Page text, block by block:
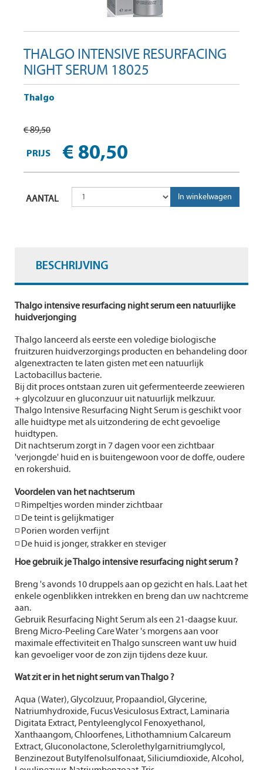
THALGO INTENSIVE RESURFACING
NIGHT SERUM 18025
Thalgo
€ 89,50
PRIJS € 80,50
AANTAL
BESCHRIJVING
Thalgo intensive resurfacing night serum een natuurlijke
huidverjonging
Thalgo lanceerd als eerste een voledige biologische
fruitzuren huidverzorgings producten en behandeling door
algenextracten te laten gisten met een natuurlijk
Lactobacillus bacterie.
Bij dit proces ontstaan zuren uit gefermenteerde zeewieren
+ glycolzuur en gluconzuur uit natuurlijk melkzuur.
Thalgo Intensive Resurfacing Night Serum is geschikt voor
alle huidtype met als uitzondering de echt gevoelige
huidtypen.
Dit nachtserum zorgt in 7 dagen voor een zichtbaar
'verjongde' huid en is buitengewoon voor de doffe, oudere
en rokershuid.
Voordelen van het nachtserum
◽ Rimpeltjes worden minder zichtbaar
◽ De teint is gelijkmatiger
◽ Porien worden verfijnt
◽ De huid is jonger, strakker en steviger
Hoe gebruik je Thalgo intensive resurfacing night serum ?
Breng 's avonds 10 druppels aan op gezicht en hals. Laat het
enkele ogenblikken intrekken en breng dan uw nachtcreme
aan.
Gebruik Resurfacing Night Serum als een 21-daagse kuur.
Breng Micro-Peeling Care Water 's morgens aan voor
maximale effectiviteit en Thalgo sunscreen want uw huid
kan gevoeliger voor de zon zijn tijdens deze kuur.
Wat zit er in het night serum van Thalgo ?
Aqua (Water), Glycolzuur, Propaandiol, Glycerine,
Natriumhydroxide, Fucus Vesiculosus Extract, Laminaria
Digitata Extract, Pentyleenglycol Fenoxyethanol,
Xanthaangom, Chloorfenes, Lithothamnium Calcareum
Extract, Gluconolactone, Sclerolethylgarnitriumglycol,
Benzinezout Butylfenolsulfonaat, Siliciumdioxide, Alcohol,